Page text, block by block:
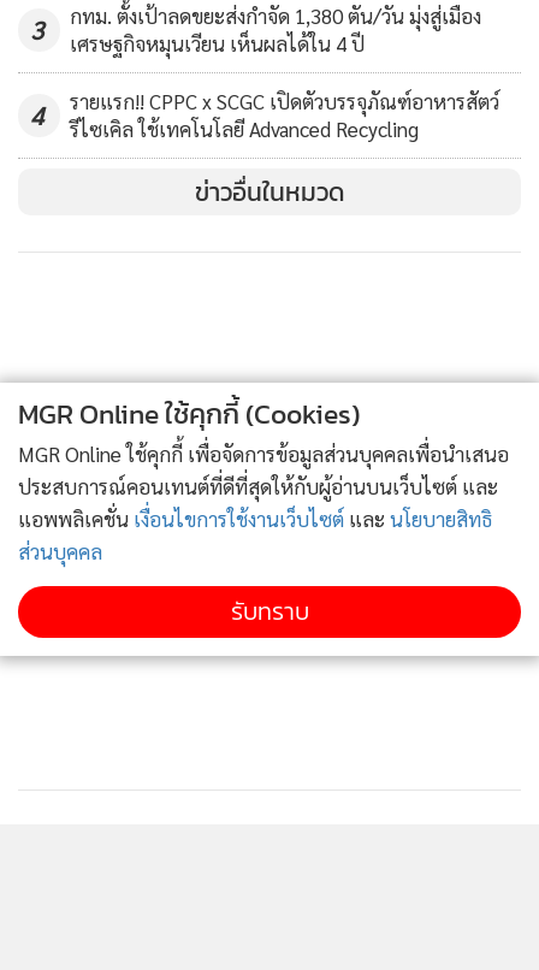
ใหม่ ๆ การรณรงค์ให้ผู้บริโภคเกิดการใช้ซ้ำ รวมถึงการจัดการ
หลังการใช้ และการรีไซเคิลตามหลักเศรษฐกิจหมุนเวียน
สำหรับ 5 ไฮไลต์นวัตกรรมพลาสติกเพื่อความยั่งยืน ที่ผู้ประกอบ
การชั้นนำได้คิดค้นขึ้นเพื่อตอบโจทย์ทิศทางการบริโภคใน
ปัจจุบันและนำเสนอในเวทีนี้ ได้แก่
พลาสติกมีการพัฒนาบรรจุภัณฑ์พลาสติกเพื่อให้ตอบโจทย์ความ
3
กทม. ตั้งเป้าลดขยะส่งกำจัด 1,380 ตัน/วัน มุ่งสู่เมือง
เศรษฐกิจหมุนเวียน เห็นผลได้ใน 4 ปี
4
รายแรก!! CPPC x SCGC เปิดตัวบรรจุภัณฑ์อาหารสัตว์
รีไซเคิล ใช้เทคโนโลยี Advanced Recycling
ข่าวอื่นในหมวด
MGR Online ใช้คุกกี้ (Cookies)
MGR Online ใช้คุกกี้ เพื่อจัดการข้อมูลส่วนบุคคลเพื่อนำเสนอ
ประสบการณ์คอนเทนต์ที่ดีที่สุดให้กับผู้อ่านบนเว็บไซต์ และ
แอพพลิเคชั่น เงื่อนไขการใช้งานเว็บไซต์ และ นโยบายสิทธิ
ส่วนบุคคล
รับทราบ